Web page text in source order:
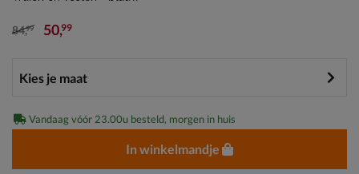
van € 84,99 voor € 50,99
84,99 50,99
Vandaag vóór 23.00u besteld, morgen in huis
In winkelmandje